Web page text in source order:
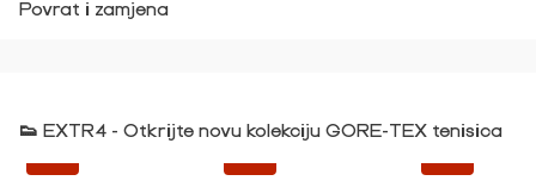
Povrat i zamjena
👟 EXTR4 - Otkrijte novu kolekciju GORE-TEX tenisica